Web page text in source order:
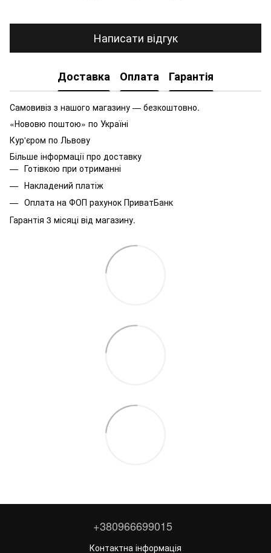
Написати відгук
Доставка Оплата Гарантія
Самовивіз з нашого магазину — безкоштовно.
«Нововю поштою» по Україні
Кур'єром по Львову
Більше інформації про доставку
Готівкою при отриманні
Накладений платіж
Оплата на ФОП рахунок ПриватБанк
Гарантія 3 місяці від магазину.
+380966699015
Контактна інформація